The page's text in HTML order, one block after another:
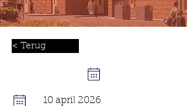
< Terug
10 april 2026